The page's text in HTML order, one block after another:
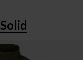
Solid